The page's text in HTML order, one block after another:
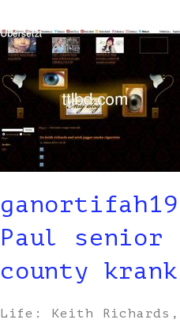
Paul senior
county krank
Life: Keith Richards,